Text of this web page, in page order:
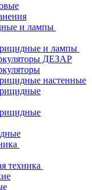
и лампы
и лампы
ДЕЗАР
настенные
техника